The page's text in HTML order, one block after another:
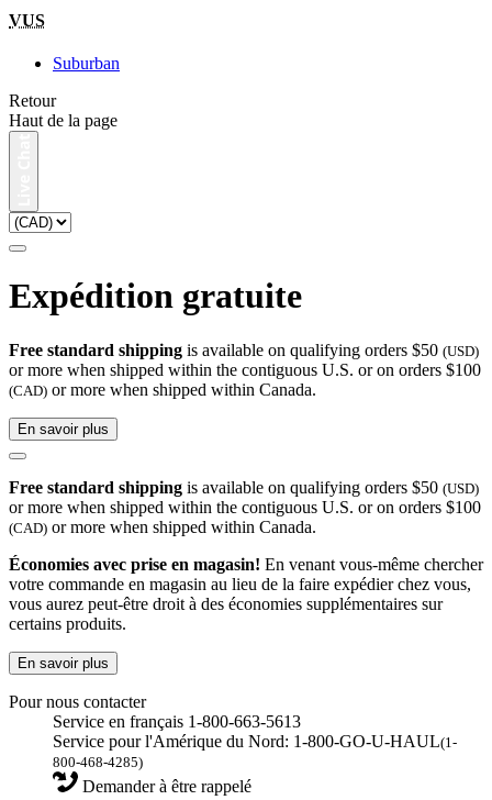
VUS
Suburban
Retour
Haut de la page
Expédition gratuite
Free standard shipping is available on qualifying orders $50 (USD)
or more when shipped within the contiguous U.S. or on orders $100
(CAD) or more when shipped within Canada.
En savoir plus
Free standard shipping is available on qualifying orders $50 (USD)
or more when shipped within the contiguous U.S. or on orders $100
(CAD) or more when shipped within Canada.
Économies avec prise en magasin! En venant vous-même chercher
votre commande en magasin au lieu de la faire expédier chez vous,
vous aurez peut-être droit à des économies supplémentaires sur
certains produits.
En savoir plus
Pour nous contacter
Service en français 1-800-663-5613
Service pour l'Amérique du Nord: 1-800-GO-U-HAUL(1-
800-468-4285)
Demander à être rappelé